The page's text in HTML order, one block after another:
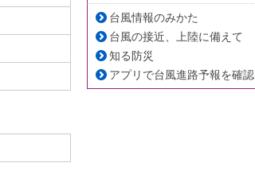
台風情報のみかた
台風の接近、上陸に備えて
知る防災
アプリで台風進路予報を確認